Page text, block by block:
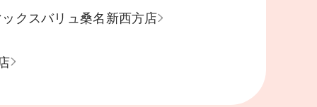
クスバリュ桑名新西方店